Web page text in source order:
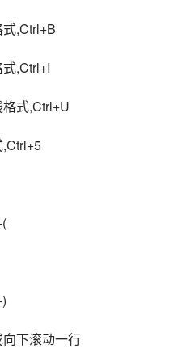
,Ctrl+B
,Ctrl+I
式,Ctrl+U
下滚动一行